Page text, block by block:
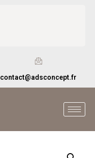
contact@adsconcept.fr